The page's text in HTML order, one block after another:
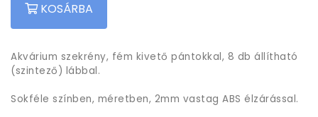
KOSÁRBA
Akvárium szekrény, fém kivető pántokkal, 8 db állítható
(szintező) lábbal.
Sokféle színben, méretben, 2mm vastag ABS élzárással.